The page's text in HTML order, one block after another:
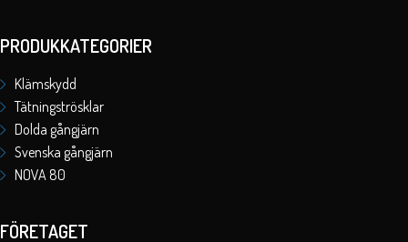
PRODUKKATEGORIER
Klämskydd
Tätningströsklar
Dolda gångjärn
Svenska gångjärn
NOVA 80
FÖRETAGET